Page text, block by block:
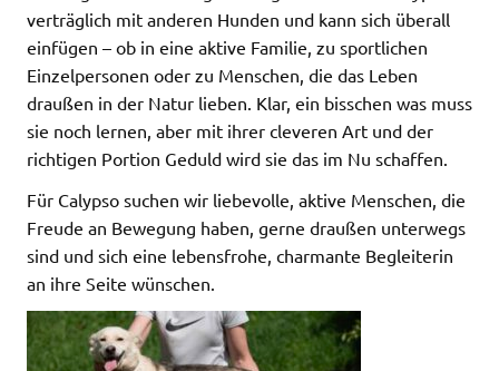
verträglich mit anderen Hunden und kann sich überall
einfügen – ob in eine aktive Familie, zu sportlichen
Einzelpersonen oder zu Menschen, die das Leben
draußen in der Natur lieben. Klar, ein bisschen was muss
sie noch lernen, aber mit ihrer cleveren Art und der
richtigen Portion Geduld wird sie das im Nu schaffen.
Für Calypso suchen wir liebevolle, aktive Menschen, die
Freude an Bewegung haben, gerne draußen unterwegs
sind und sich eine lebensfrohe, charmante Begleiterin
an ihre Seite wünschen.